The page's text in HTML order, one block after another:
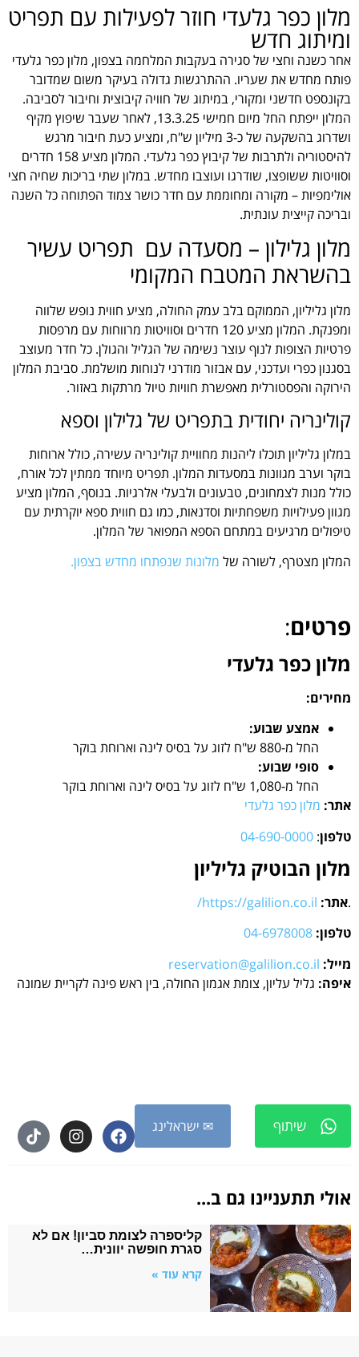
מלון כפר גלעדי חוזר לפעילות עם תפריט
ומיתוג חדש
אחר כשנה וחצי של סגירה בעקבות המלחמה בצפון, מלון כפר גלעדי
פותח מחדש את שעריו. ההתרגשות גדולה בעיקר משום שמדובר
בקונספט חדשני ומקורי, במיתוג של חוויה קיבוצית וחיבור לסביבה.
המלון ייפתח החל מיום חמישי 13.3.25, לאחר שעבר שיפוץ מקיף
ושדרוג בהשקעה של כ-3 מיליון ש"ח, ומציע כעת חיבור מרגש
להיסטוריה ולתרבות של קיבוץ כפר גלעדי. המלון מציע 158 חדרים
וסוויטות ששופצו, שודרגו ועוצבו מחדש. במלון שתי בריכות שחיה חצי
אולימפיות – מקורה ומחוממת עם חדר כושר צמוד הפתוחה כל השנה
ובריכה קייצית עונתית.
מלון גלילון – מסעדה עם תפריט עשיר
בהשראת המטבח המקומי
מלון גליליון, הממוקם בלב עמק החולה, מציע חווית נופש שלווה
ומפנקת. המלון מציע 120 חדרים וסוויטות מרווחות עם מרפסות
פרטיות הצופות לנוף עוצר נשימה של הגליל והגולן. כל חדר מעוצב
בסגנון כפרי ועדכני, עם אבזור מודרני לנוחות מושלמת. סביבת המלון
הירוקה והפסטורלית מאפשרת חוויות טיול מרתקות באזור.
קולינריה יחודית בתפריט של גלילון וספא
במלון גליליון תוכלו ליהנות מחוויית קולינריה עשירה, כולל ארוחות
בוקר וערב מגוונות במסעדות המלון. תפריט מיוחד ממתין לכל אורח,
כולל מנות לצמחונים, טבעונים ולבעלי אלרגיות. בנוסף, המלון מציע
מגוון פעילויות משפחתיות וסדנאות, כמו גם חווית ספא יוקרתית עם
טיפולים מרגיעים במתחם הספא המפואר של המלון.
המלון מצטרף, לשורה של מלונות שנפתחו מחדש בצפון.
פרטים:
מלון כפר גלעדי
מחירים:
אמצע שבוע:
החל מ-880 ש"ח לזוג על בסיס לינה וארוחת בוקר
סופי שבוע:
החל מ-1,080 ש"ח לזוג על בסיס לינה וארוחת בוקר
אתר: מלון כפר גלעדי
טלפון:
04-690-0000
מלון הבוטיק גליליון
.אתר: https://galilion.co.il/
טלפון: 04-6978008
מייל: reservation@galilion.co.il
איפה: גליל עליון, צומת אגמון החולה, בין ראש פינה לקריית שמונה
שיתוף ✉ ישראלינג
אולי תתעניינו גם ב...
קליספרה לצומת סביון! אם לא
סגרת חופשה יוונית…
קרא עוד »